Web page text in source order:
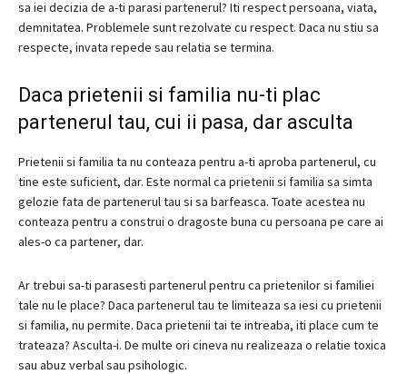
sa iei decizia de a-ti parasi partenerul? Iti respect persoana, viata,
demnitatea. Problemele sunt rezolvate cu respect. Daca nu stiu sa
respecte, invata repede sau relatia se termina.
Daca prietenii si familia nu-ti plac
partenerul tau, cui ii pasa, dar asculta
Prietenii si familia ta nu conteaza pentru a-ti aproba partenerul, cu
tine este suficient, dar. Este normal ca prietenii si familia sa simta
gelozie fata de partenerul tau si sa barfeasca. Toate acestea nu
conteaza pentru a construi o dragoste buna cu persoana pe care ai
ales-o ca partener, dar.
Ar trebui sa-ti parasesti partenerul pentru ca prietenilor si familiei
tale nu le place? Daca partenerul tau te limiteaza sa iesi cu prietenii
si familia, nu permite. Daca prietenii tai te intreaba, iti place cum te
trateaza? Asculta-i. De multe ori cineva nu realizeaza o relatie toxica
sau abuz verbal sau psihologic.